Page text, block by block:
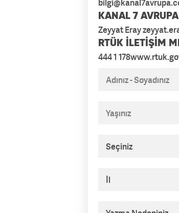
KANAL 7
Zeyyat Eray
RTÜK İLETİŞİM
444 1 178